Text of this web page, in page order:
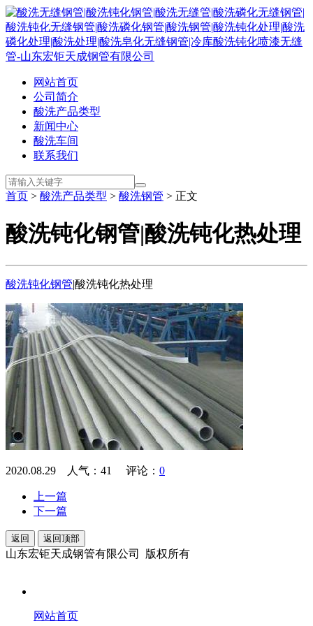
网站首页
公司简介
酸洗产品类型
新闻中心
酸洗车间
联系我们
首页 > 酸洗产品类型 > 酸洗钢管 > 正文
酸洗钝化钢管|酸洗钝化热处理
酸洗钝化钢管|酸洗钝化热处理
2020.08.29 人气： 41 评论： 0
上一篇
下一篇
返回 返回顶部
山东宏钜天成钢管有限公司 版权所有
网站首页